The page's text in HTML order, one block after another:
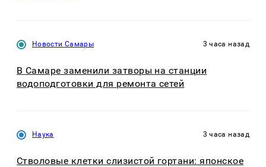
Новости Самары 3 часа назад
В Самаре заменили затворы на станции
водоподготовки для ремонта сетей
Наука 3 часа назад
Стволовые клетки слизистой гортани: японское